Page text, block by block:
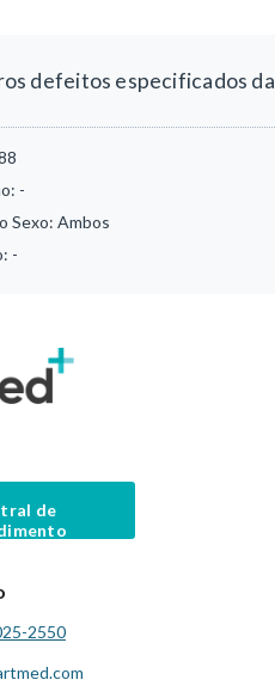
defeitos especificados
-
Sexo: Ambos
-
de
2550